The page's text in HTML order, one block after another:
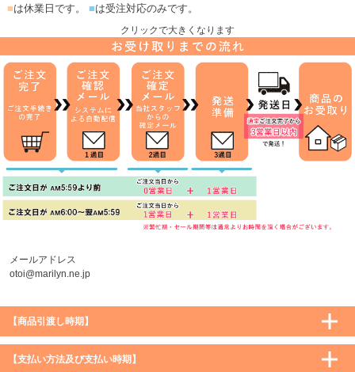
■は休業日です。 ■は受注対応のみです。
クリックで大きくなります
メールアドレス
otoi@marilyn.ne.jp
【商品引渡し時期】
【支払い方法及び支払い時期】